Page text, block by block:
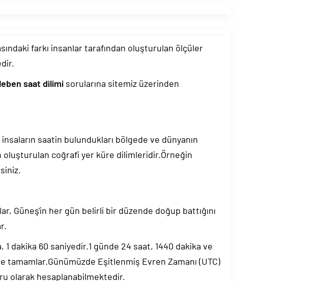
farkı insanlar tarafından oluşturulan ölçüler
saat dilimi sorularına sitemiz üzerinden
saatin bulundukları bölgede ve dünyanın
coğrafi yer küre dilimleridir.Örneğin
Güneş'in her gün belirli bir düzende doğup battığını
dakika 60 saniyedir.1 günde 24 saat, 1440 dakika ve
Eşitlenmiş Evren Zamanı (UTC)
olarak hesaplanabilmektedir.